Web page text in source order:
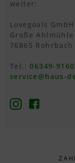
weiter:
Lovegoals GmbH
Große Ahlmühle
76865 Rohrbach
Tel.:06349-
service@haus-